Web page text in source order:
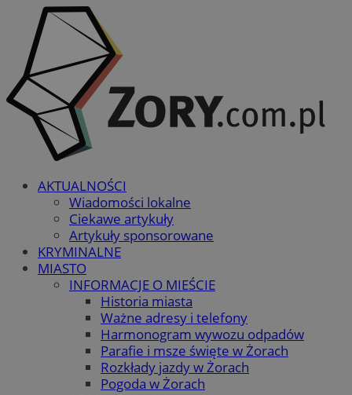
AKTUALNOŚCI
Wiadomości lokalne
Ciekawe artykuły
Artykuły sponsorowane
KRYMINALNE
MIASTO
INFORMACJE O MIEŚCIE
Historia miasta
Ważne adresy i telefony
Harmonogram wywozu odpadów
Parafie i msze święte w Żorach
Rozkłady jazdy w Żorach
Pogoda w Żorach